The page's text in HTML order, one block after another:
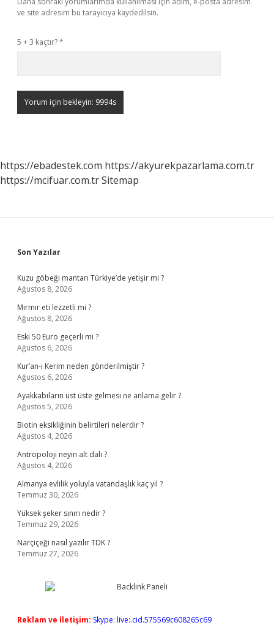
ve site adresim bu tarayıcıya kaydedilsin.
5 + 3 kaçtır?*
https://ebadestek.com https://akyurekpazarlama.com.tr
https://mcifuar.com.trSitemap
Sidebar
Son Yazılar
Kuzu göbeği mantarı Türkiye’de yetişir mi ?
Ağustos 8, 2026
Mırmır eti lezzetli mi ?
Ağustos 8, 2026
Eski 50 Euro geçerli mi ?
Ağustos 6, 2026
Kur’an-ı Kerim neden gönderilmiştir ?
Ağustos 6, 2026
Ayakkabıların üst üste gelmesi ne anlama gelir ?
Ağustos 5, 2026
Biotin eksikliğinin belirtileri nelerdir ?
Ağustos 4, 2026
Antropoloji neyin alt dalı ?
Ağustos 4, 2026
Almanya evlilik yoluyla vatandaşlık kaç yıl ?
Temmuz 30, 2026
Yüksek şeker sınırı nedir ?
Temmuz 29, 2026
Narçiçeği nasıl yazılır TDK ?
Temmuz 27, 2026
Reklam ve İletişim: Skype: live:.cid.575569c608265c69